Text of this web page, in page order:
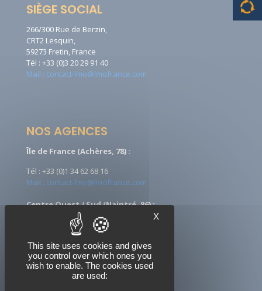
SIÈGE SOCIAL
266/300 Rue de Berzin,
CRT2 Lesquin,
59273 Fretin, France
Tél : +33 (0)3 20 29 91 40
Mail : contact-lmo@lmofrance.com
NOS AGENCES
Île de France (Achères, 78) :
Tél : +33 (0)1 34 62 68 16
Mail : contact-lmo@lmofrance.com
Centre Ouest / Sud (Naintré, 86) :
Tél : +33 (0)5 49 90 08 09
Mail : ccontact-lmo@lmofrance.com
NOUS SUIVRE
X
This site uses cookies and gives
you control over which ones you
wish to enable. The cookies used
are used: